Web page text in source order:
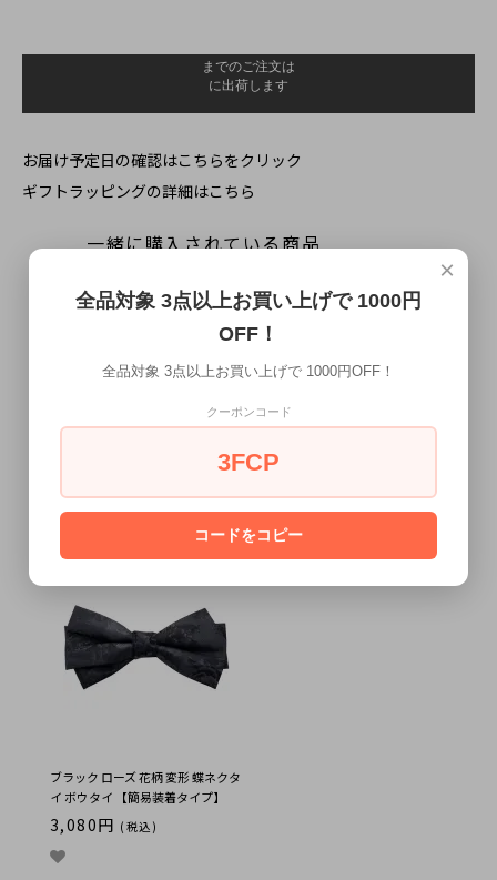
お届け予定日の確認はこちらをクリック
ギフトラッピングの詳細はこちら
一緒に購入されている商品
ウタイ【簡易装着タイプ】
タイ【簡易装着タイプ】
1,870円
ブラック ローズ 花柄 変形 蝶ネクタ
イ ボウタイ 【簡易装着タイプ】
3,080円 (税込)
×
全品対象 3点以上お買い上げで 1000円
OFF！
全品対象 3点以上お買い上げで 1000円OFF！
クーポンコード
3FCP
コードをコピー